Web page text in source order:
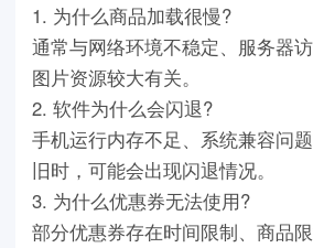
1. 为什么商品加载很慢?
通常与网络环境不稳定、服务器
图片资源较大有关。
2. 软件为什么会闪退?
手机运行内存不足、系统兼容问
旧时，可能会出现闪退情况。
3. 为什么优惠券无法使用?
部分优惠券存在时间限制、商品